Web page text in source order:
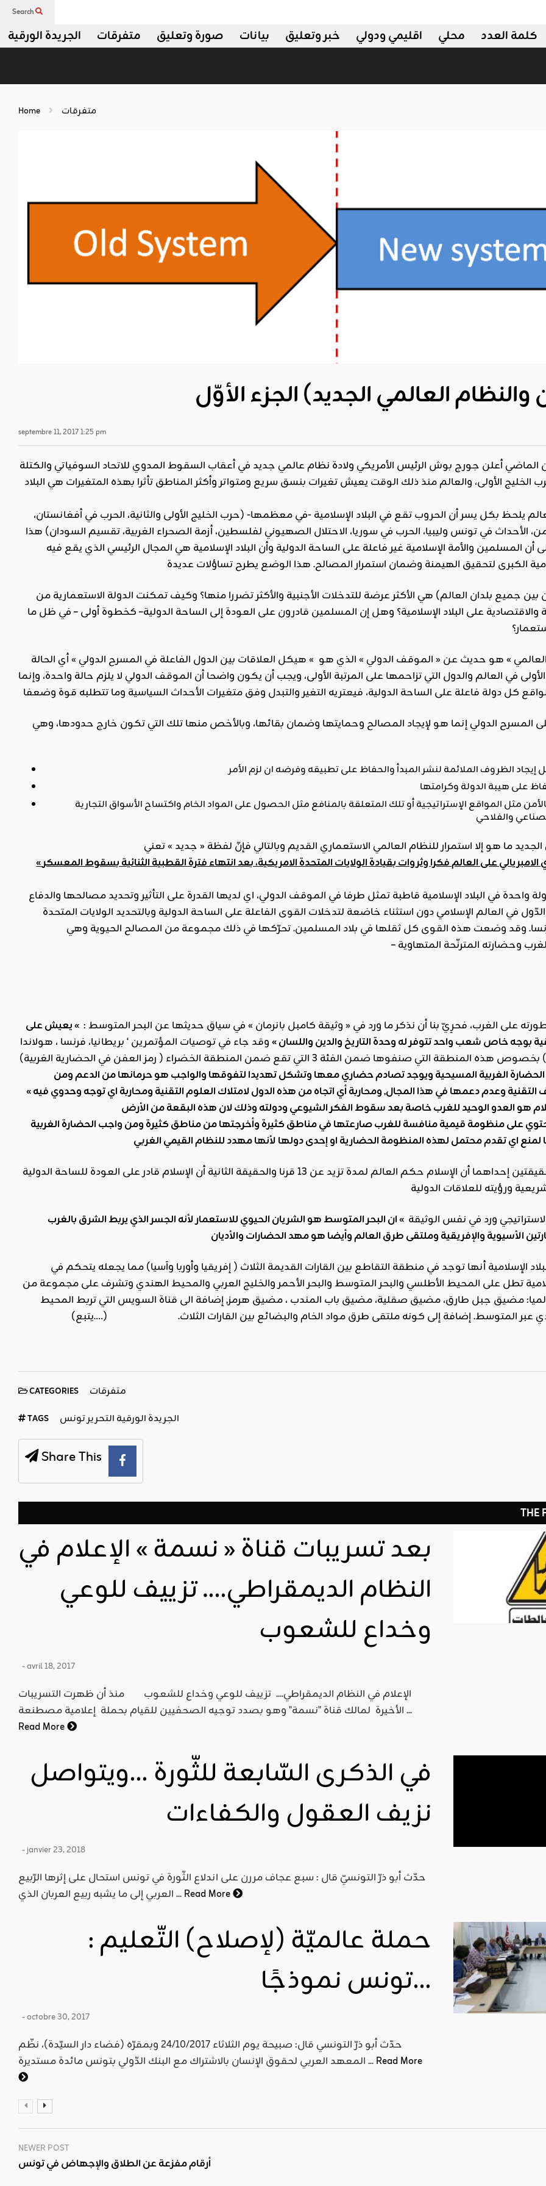
Search
الجريدة الورقية متفرقات صورة وتعليق بيانات خبر وتعليق اقليمي ودولي محلي كلمة العدد
Home متفرقات
septembre 11, 2017 1:25 pm
الماضي أعلن جورج بوش الرئيس الأمريكي ولادة نظام عالمي جديد في أعقاب السقوط المدوي للاتحاد السوفياتي والكتلة
الأولى، والعالم منذ ذلك الوقت يعيش تغيرات بنسق سريع ومتواتر وأكثر المناطق تأثرا بهذه المتغيرات هي البلاد
يلحظ بكل يسر أن الحروب تقع في البلاد الإسلامية -في معظمها- (حرب الخليج الأولى والثانية، الحرب في أفغانستان،
الأحداث في تونس وليبيا، الحرب في سوريا، الاحتلال الصهيوني لفلسطين، أزمة الصحراء الغربية، تقسيم السودان) هذا
المسلمين والأمة الإسلامية غير فاعلة على الساحة الدولية وأن البلاد الإسلامية هي المجال الرئيسي الذي يقع فيه
بين جميع بلدان العالم) هي الأكثر عرضة للتدخلات الأجنبية والأكثر تضررا منها؟ وكيف تمكنت الدولة الاستعمارية من
على البلاد الإسلامية؟ وهل إن المسلمين قادرون على العودة إلى الساحة الدولية– كخطوة أولى – في ظل ما
في العالم والدول التي تزاحمها على المرتبة الأولى، ويجب أن يكون واضحا أن الموقف الدولي لا يلزم حالة واحدة، وإنما
المسرح الدولي إنما هو لإيجاد المصالح وحمايتها وضمان بقائها، وبالأخص منها تلك التي تكون خارج حدودها، وهي
مثل المواقع الإستراتيجية أو تلك المتعلقة بالمنافع مثل الحصول على المواد الخام واكتساح الأسواق التجارية
« هيمنة الغرب الاستعماري الامبريالي على العالم فكرا وثروات بقيادة الولايات المتحدة الامريكية، بعد انتهاء فترة القطبية الثنائية بسقوط المعسكر
واحدة في البلاد الإسلامية قاطبة تمثل طرفا في الموقف الدولي، اي لديها القدرة على التأثير وتحديد مصالحها والدفاع
في العالم الإسلامي دون استثناء خاضعة لتدخلات القوى الفاعلة على الساحة الدولية وبالتحديد الولايات المتحدة
على الغرب، فحرِيّ بنا أن نذكر ما ورد في « وثيقة كامبل بانرمان » في سياق حديثها عن البحر المتوسط : » يعيش على
بوجه خاص شعب واحد تتوفر له وحدة التاريخ والدين واللسان »وقد جاء في توصيات المؤتمرين ‘ بريطانيا، فرنسا ، هولاندا
، بلجيكيا، إسبانيا، إيطاليا) بخصوص هذه المنطقة التي صنفوها ضمن الفئة 3 التي تقع ضمن المنطقة الخضراء ( رمز العفن في الحضارية الغربية)
الغربية المسيحية ويوجد تصادم حضاري معها وتشكل تهديدا لتفوقها والواجب هو حرمانها من الدعم ومن
وعدم دعمها في هذا المجال, ومحاربة أي اتجاه من هذه الدول لامتلاك العلوم التقنية ومحاربة اي توجه وحدوي فيه »
هو العدو الوحيد للغرب خاصة بعد سقوط الفكر الشيوعي ودولته وذلك لان هذه البقعة من الأرض
على منظومة قيمية منافسة للغرب صارعتها في مناطق كثيرة وأخرجتها من مناطق كثيرة ومن واجب الحضارة الغربية
هذا الكلام مرتكز على حقيقتين إحداهما أن الإسلام حكم العالم لمدة تزيد عن 13 قرنا والحقيقة الثانية أن الإسلام قادر على العودة للساحة الدولية
ورد في نفس الوثيقة » ان البحر المتوسط هو الشريان الحيوي للاستعمار لأنه الجسر الذي يربط الشرق بالغرب
الإسلامية أنها توجد في منطقة التقاطع بين القارات القديمة الثلاث ( إفريقيا وأوربا وآسيا) مما يجعله يتحكم في
تطل على المحيط الأطلسي والبحر المتوسط والبحر الأحمر والخليج العربي والمحيط الهندي وتشرف على مجموعة من
مضيق جبل طارق، مضيق صقلية، مضيق باب المندب ، مضيق هرمز, إضافة الى قناة السويس التي تربط المحيط
عبر المتوسط. إضافة إلى كونه ملتقى طرق مواد الخام والبضائع بين القارات الثلاث. (….يتبع)
CATEGORIES متفرقات
TAGS الجريدة الورقية التحرير تونس
Share This
THE
بعد تسريبات قناة « نسمة » الإعلام في
النظام الديمقراطي…. تزييف للوعي
وخداع للشعوب
- avril 18, 2017
الإعلام في النظام الديمقراطي.... تزييف للوعي وخداع للشعوب منذ أن ظهرت التسريبات
الأخيرة لمالك قناة "نسمة" وهو بصدد توجيه الصحفيين للقيام بحملة إعلامية مصطنعة ...
Read More
في الذكرى السّابعة للثّورة …ويتواصل
نزيف العقول والكفاءات
- janvier 23, 2018
حدّث أبو ذرّ التونسيّ قال : سبع عجاف مررن على اندلاع الثّورة في تونس استحال على إثرها الرّبيع
العربي إلى ما يشبه ربيع العربان الذي ...Read More
حملة عالميّة (لإصلاح) التّعليم :
تونس نموذجًا…
- octobre 30, 2017
حدّث أبو ذرّ التونسي قال: صبيحة يوم الثلاثاء 24/10/2017 وبمقرّه (فضاء دار السيّدة)، نظّم
المعهد العربي لحقوق الإنسان بالاشتراك مع البنك الدّولي بتونس مائدة مستديرة ...Read More
NEWER POST
أرقام مفزعة عن الطلاق والإجهاض في تونس
ahmed